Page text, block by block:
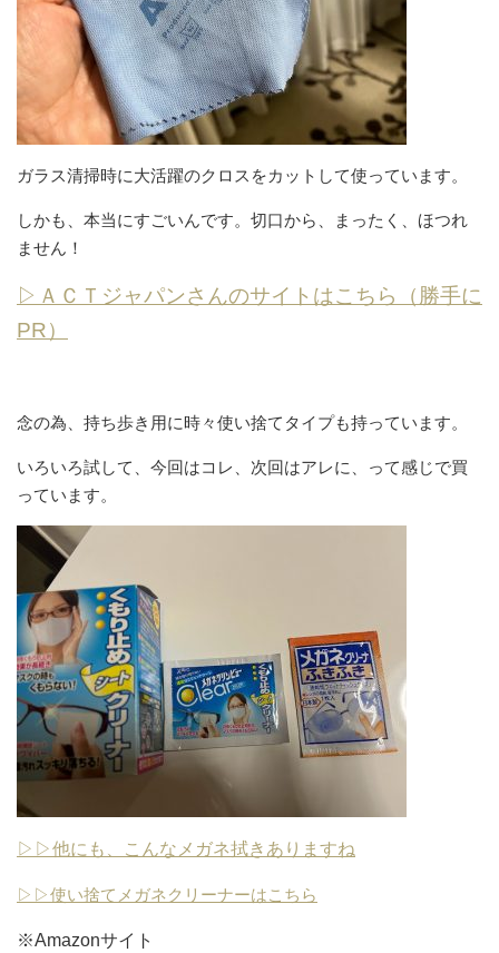
ガラス清掃時に大活躍のクロスをカットして使っています。
しかも、本当にすごいんです。切口から、まったく、ほつれ
ません！
▷ＡＣＴジャパンさんのサイトはこちら（勝手に
PR）
念の為、持ち歩き用に時々使い捨てタイプも持っています。
いろいろ試して、今回はコレ、次回はアレに、って感じで買
っています。
▷▷他にも、こんなメガネ拭きありますね
▷▷使い捨てメガネクリーナーはこちら
※Amazonサイト